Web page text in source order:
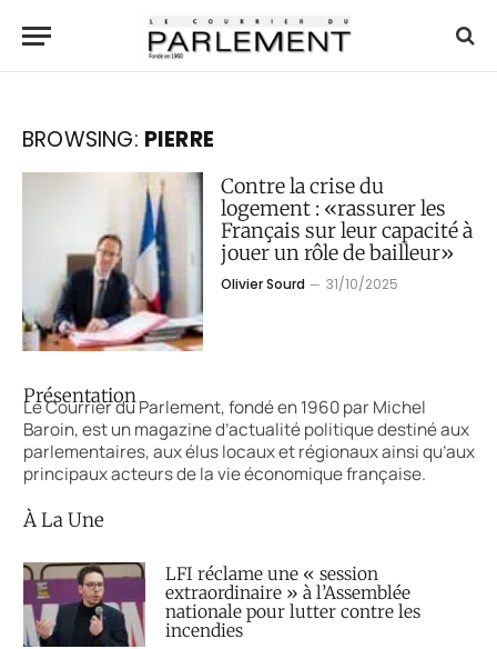
BROWSING: PIERRE
Contre la crise du
logement : «rassurer les
Français sur leur capacité à
jouer un rôle de bailleur»
Olivier Sourd 31/10/2025
Présentation
Le Courrier du Parlement, fondé en 1960 par Michel
Baroin, est un magazine d’actualité politique destiné aux
parlementaires, aux élus locaux et régionaux ainsi qu’aux
principaux acteurs de la vie économique française.
À La Une
LFI réclame une « session
extraordinaire » à l’Assemblée
nationale pour lutter contre les
incendies